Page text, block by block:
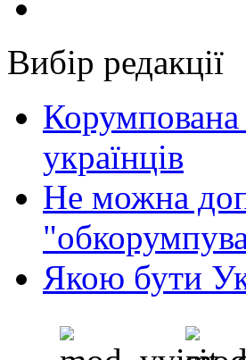
Вибір редакції
Корумпована
українців
Не можна
Якою бути